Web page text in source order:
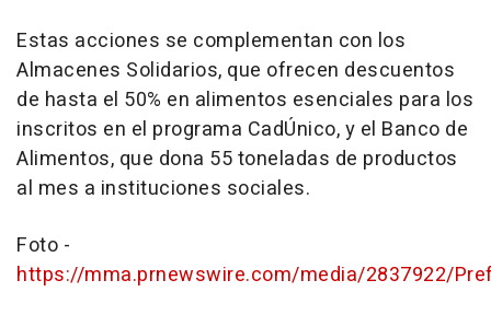
Estas acciones se complementan con los
Almacenes Solidarios, que ofrecen descuentos
de hasta el 50% en alimentos esenciales para los
inscritos en el programa CadÚnico, y el Banco de
Alimentos, que dona 55 toneladas de productos
al mes a instituciones sociales.
Foto -
https://mma.prnewswire.com/media/2837922/